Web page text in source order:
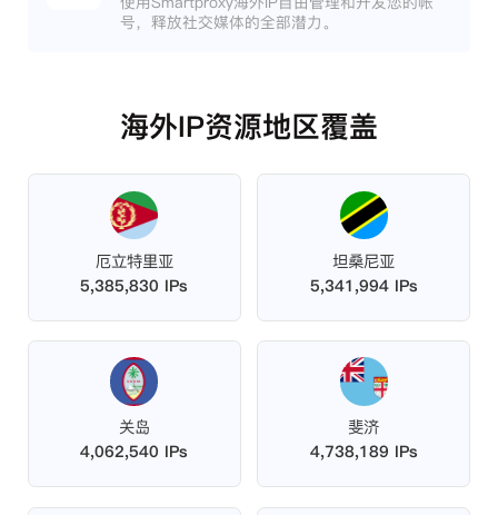
号，释放社交媒体的全部潜力。
海外IP资源地区覆盖
厄立特里亚
5,385,830 IPs
坦桑尼亚
5,341,994 IPs
关岛
4,062,540 IPs
斐济
4,738,189 IPs